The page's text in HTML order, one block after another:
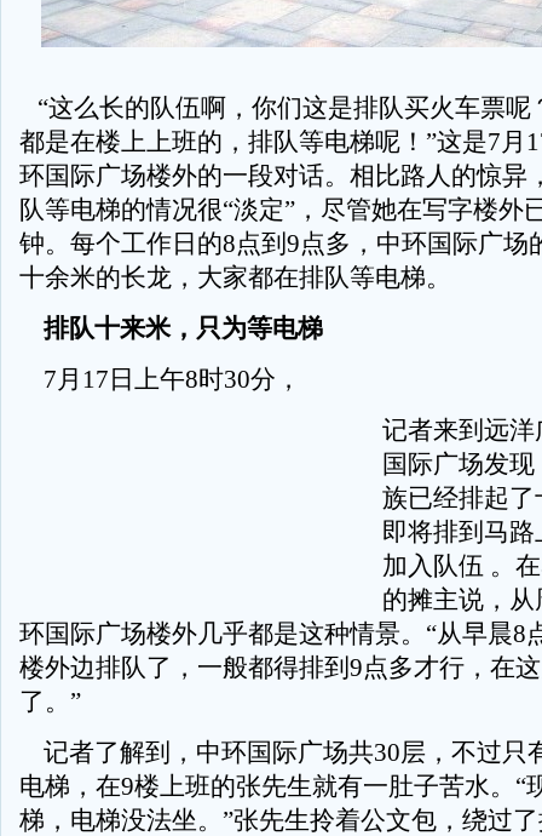
“这么长的队伍啊，你们这是排队买火车票呢
都是在楼上上班的，排队等电梯呢！”这是7月
环国际广场楼外的一段对话。相比路人的惊异
队等电梯的情况很“淡定”，尽管她在写字楼外
钟。每个工作日的8点到9点多，中环国际广场
十余米的长龙，大家都在排队等电梯。
排队十来米，只为等电梯
7月17日上午8时30分，
记者来到远
国际广场发
族已经排起
即将排到马
加入队伍 。
的摊主说，
环国际广场楼外几乎都是这种情景。“从早晨8
楼外边排队了，一般都得排到9点多才行，在
了。”
记者了解到，中环国际广场共30层，不过只
电梯，在9楼上班的张先生就有一肚子苦水。“
梯，电梯没法坐。”张先生拎着公文包，绕过